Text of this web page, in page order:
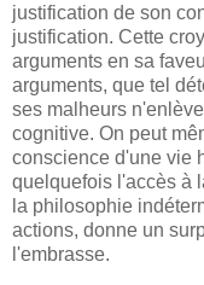
justification de son
justification. Cette
arguments en sa
arguments, que tel
ses malheurs
cognitive. On peut
conscience d'une vie
quelquefois l'accès à
la philosophie
actions, donne un
l'embrasse.